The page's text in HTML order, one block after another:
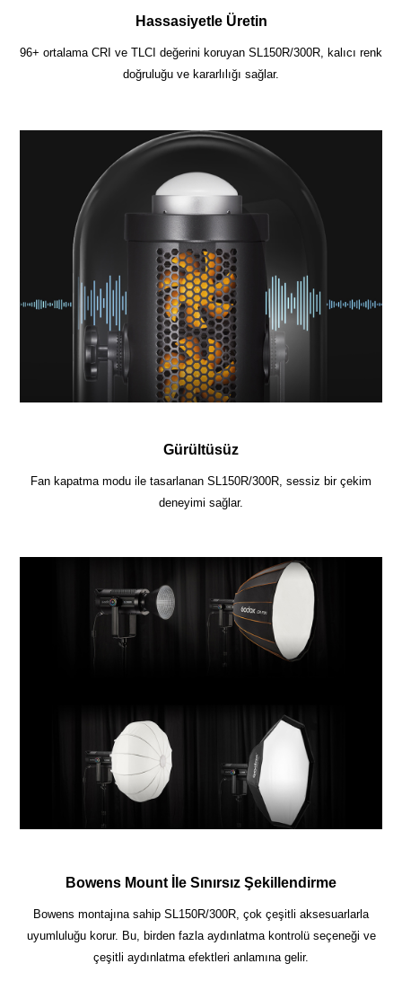
Hassasiyetle Üretin
96+ ortalama CRI ve TLCI değerini koruyan SL150R/300R, kalıcı renk
doğruluğu ve kararlılığı sağlar.
Gürültüsüz
Fan kapatma modu ile tasarlanan SL150R/300R, sessiz bir çekim
deneyimi sağlar.
Bowens Mount İle Sınırsız Şekillendirme
Bowens montajına sahip SL150R/300R, çok çeşitli aksesuarlarla
uyumluluğu korur. Bu, birden fazla aydınlatma kontrolü seçeneği ve
çeşitli aydınlatma efektleri anlamına gelir.